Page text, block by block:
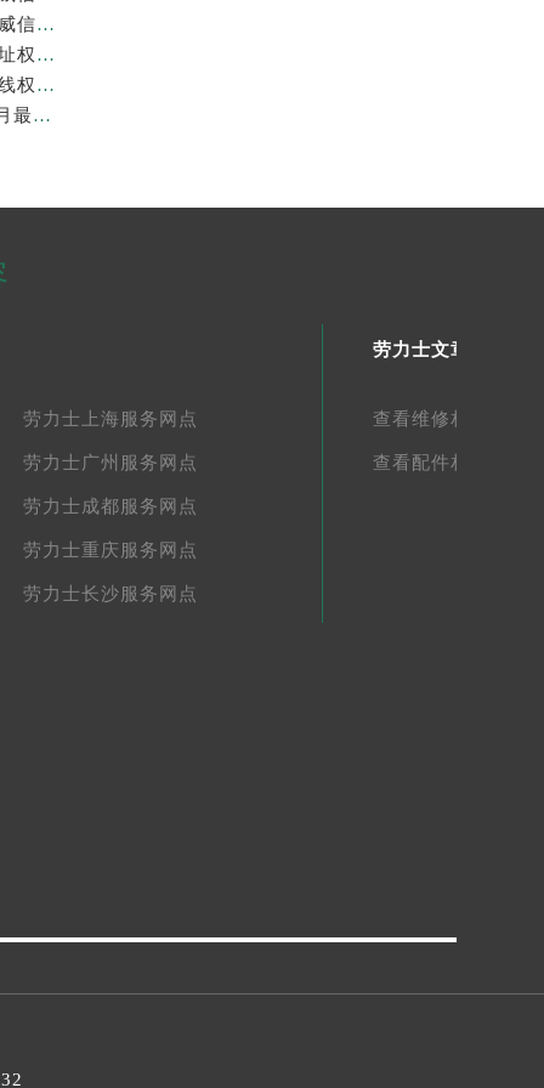
劳力士中国官方售后服务中心｜全新地址与售后热线权威信息通告（2026年7月最新）
劳力士中国官方售后服务中心｜最新热线及完整维修地址权威信息通告（2026年7月最新）
劳力士中国官方售后服务中心｜全部网点地址与客服热线权威信息声明（2026年7月最新）
广州劳力士官方专柜客服电话权威信息公示（2026年7月最新）
劳力士上海服务网点
劳力士广州服务网点
劳力士成都服务网点
劳力士重庆服务网点
劳力士长沙服务网点
劳力士文章库
查看维修相关文章
查看配件相关文章